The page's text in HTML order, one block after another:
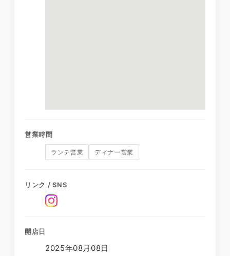
営業時間
ランチ営業 ディナー営業
リンク / SNS
開店日
2025年08月08日